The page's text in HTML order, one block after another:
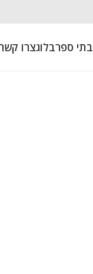
בתי ספרבלוגצרו